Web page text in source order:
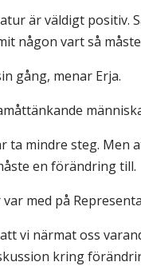
är väldigt positiv.
någon vart så
gång, menar Erja.
ta mindre steg. Men
en förändring till.
med på
vi närmat oss
kring